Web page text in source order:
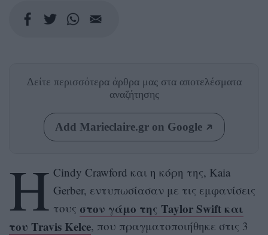
Δείτε περισσότερα άρθρα μας στα αποτελέσματα
αναζήτησης
Add Marieclaire.gr on Google
Η Cindy Crawford και η κόρη της, Kaia
Gerber, εντυπωσίασαν με τις εμφανίσεις
τους στον γάμο της Taylor Swift και
του Travis Kelce, που πραγματοποιήθηκε στις 3